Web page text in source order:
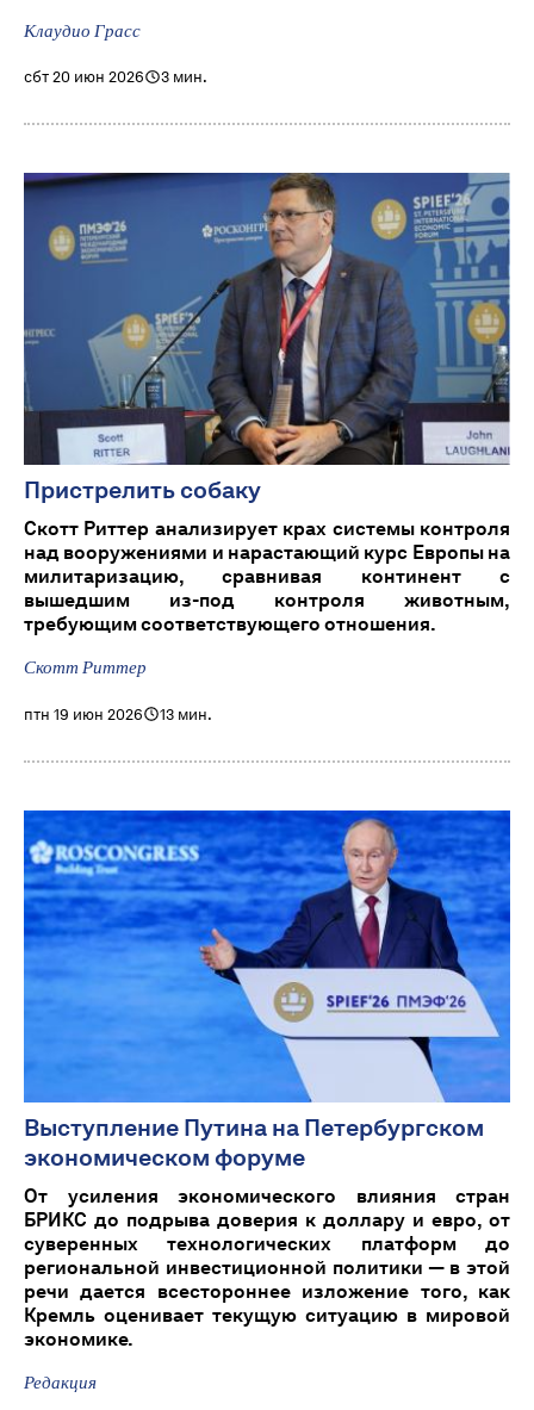
Клаудио Грасс
сбт 20 июн 2026 3 мин.
Пристрелить собаку
Скотт Риттер анализирует крах системы контроля
над вооружениями и нарастающий курс Европы на
милитаризацию, сравнивая континент с
вышедшим из-под контроля животным,
требующим соответствующего отношения.
Скотт Риттер
птн 19 июн 2026 13 мин.
Выступление Путина на Петербургском
экономическом форуме
От усиления экономического влияния стран
БРИКС до подрыва доверия к доллару и евро, от
суверенных технологических платформ до
региональной инвестиционной политики — в этой
речи дается всестороннее изложение того, как
Кремль оценивает текущую ситуацию в мировой
экономике.
Редакция